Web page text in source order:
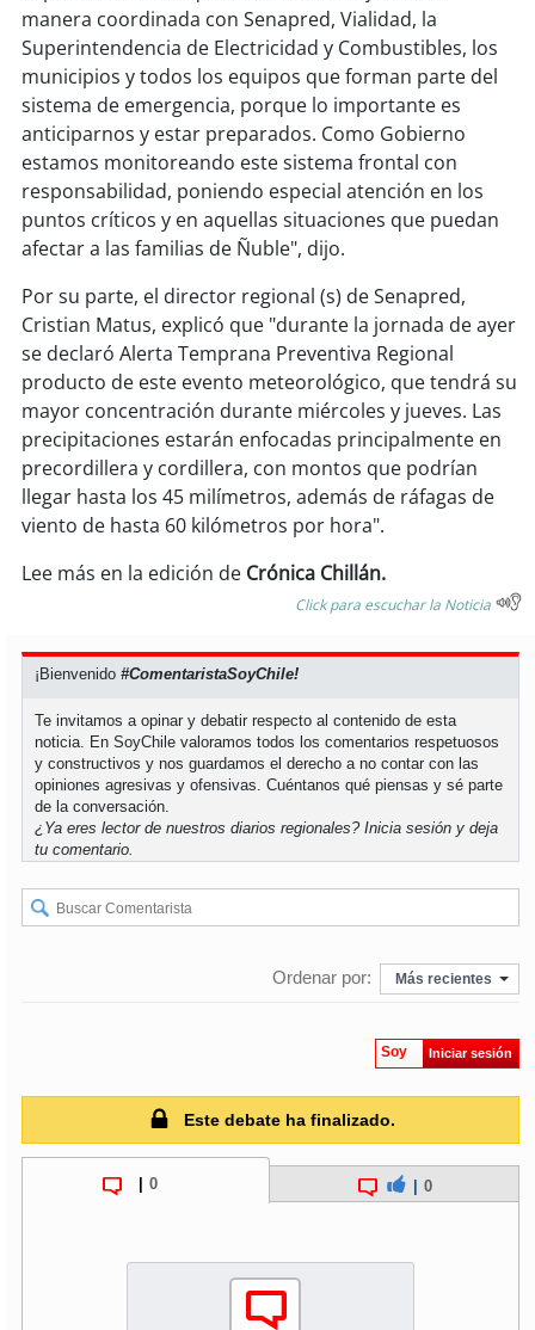
soytemuco
soy valdivia
soy osorno
soy puertomontt
manera coordinada con Senapred, Vialidad, la
Superintendencia de Electricidad y Combustibles, los
municipios y todos los equipos que forman parte del
sistema de emergencia, porque lo importante es
anticiparnos y estar preparados. Como Gobierno
estamos monitoreando este sistema frontal con
responsabilidad, poniendo especial atención en los
puntos críticos y en aquellas situaciones que puedan
afectar a las familias de Ñuble", dijo.
Por su parte, el director regional (s) de Senapred,
Cristian Matus, explicó que "durante la jornada de ayer
se declaró Alerta Temprana Preventiva Regional
producto de este evento meteorológico, que tendrá su
mayor concentración durante miércoles y jueves. Las
precipitaciones estarán enfocadas principalmente en
precordillera y cordillera, con montos que podrían
llegar hasta los 45 milímetros, además de ráfagas de
viento de hasta 60 kilómetros por hora".
Lee más en la edición de Crónica Chillán.
Click para escuchar la Noticia
¡Bienvenido#ComentaristaSoyChile!
Te invitamos a opinar y debatir respecto al contenido de esta
noticia. En SoyChile valoramos todos los comentarios respetuosos
y constructivos y nos guardamos el derecho a no contar con las
opiniones agresivas y ofensivas. Cuéntanos qué piensas y sé parte
de la conversación.
¿Ya eres lector de nuestros diarios regionales?Inicia sesión y deja
tu comentario.
Ordenar por: Más recientes
Soy Iniciar sesión
Este debate ha finalizado.
0 0